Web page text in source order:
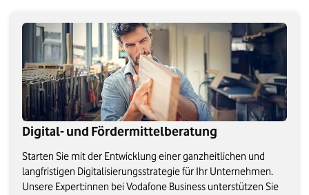
Digital- und Fördermittelberatung
Starten Sie mit der Entwicklung einer ganzheitlichen und
langfristigen Digitalisierungsstrategie für Ihr Unternehmen.
Unsere Expert:innen bei Vodafone Business unterstützen Sie